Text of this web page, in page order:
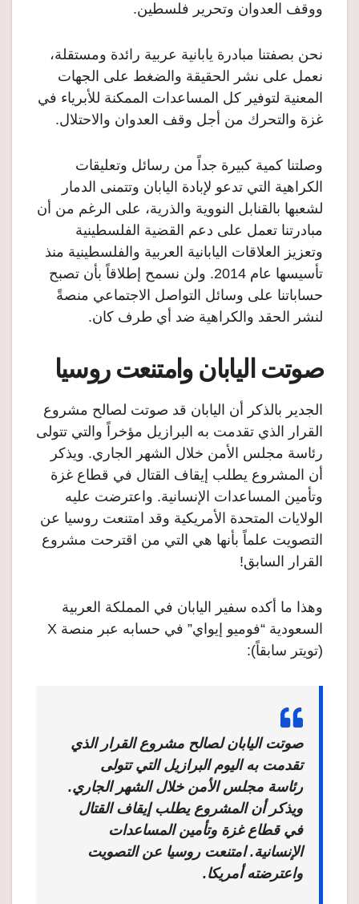
ووقف العدوان وتحرير فلسطين.
نحن بصفتنا مبادرة يابانية عربية رائدة ومستقلة،
نعمل على نشر الحقيقة والضغط على الجهات
المعنية لتوفير كل المساعدات الممكنة للأبرياء في
غزة والتحرك من أجل وقف العدوان والاحتلال.
وصلتنا كمية كبيرة جداً من رسائل وتعليقات
الكراهية التي تدعو لإبادة اليابان وتتمنى الدمار
لشعبها بالقنابل النووية والذرية، على الرغم من أن
مبادرتنا تعمل على دعم القضية الفلسطينية
وتعزيز العلاقات اليابانية العربية والفلسطينية منذ
تأسيسها عام 2014. ولن نسمح إطلاقاً بأن تصبح
حساباتنا على وسائل التواصل الاجتماعي منصةً
لنشر الحقد والكراهية ضد أي طرف كان.
صوتت اليابان وامتنعت روسيا
الجدير بالذكر أن اليابان قد صوتت لصالح مشروع
القرار الذي تقدمت به البرازيل مؤخراً والتي تتولى
رئاسة مجلس الأمن خلال الشهر الجاري. ويذكر
أن المشروع يطلب إيقاف القتال في قطاع غزة
وتأمين المساعدات الإنسانية. واعترضت عليه
الولايات المتحدة الأمريكية وقد امتنعت روسيا عن
التصويت علماً بأنها هي التي من اقترحت مشروع
القرار السابق!
وهذا ما أكده سفير اليابان في المملكة العربية
السعودية “فوميو إيواي” في حسابه عبر منصة X
(تويتر سابقاً):
صوتت اليابان لصالح مشروع القرار الذي
تقدمت به اليوم البرازيل التي تتولى
رئاسة مجلس الأمن خلال الشهر الجاري.
ويذكر أن المشروع يطلب إيقاف القتال
في قطاع غزة وتأمين المساعدات
الإنسانية. امتنعت روسيا عن التصويت
واعترضته أمريكا.